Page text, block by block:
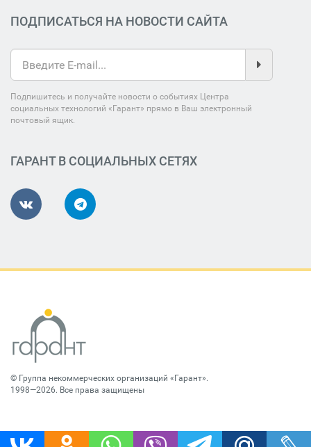
ПОДПИСАТЬСЯ НА НОВОСТИ САЙТА
Подпишитесь и получайте новости о событиях Центра
социальных технологий «Гарант» прямо в Ваш электронный
почтовый ящик.
ГАРАНТ В СОЦИАЛЬНЫХ СЕТЯХ
© Группа некоммерческих организаций «Гарант».
1998—2026. Все права защищены